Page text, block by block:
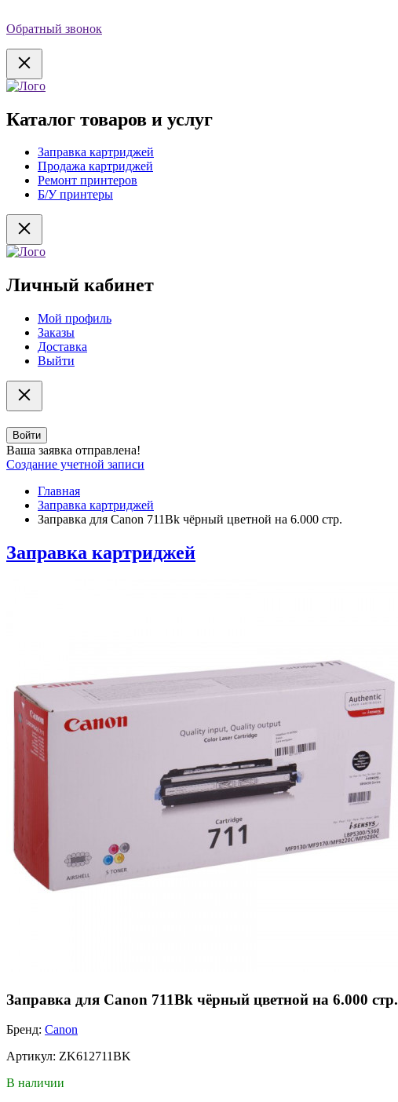
Обратный звонок
Каталог товаров и услуг
Заправка картриджей
Продажа картриджей
Ремонт принтеров
Б/У принтеры
Личный кабинет
Мой профиль
Заказы
Доставка
Выйти
Войти
Ваша заявка отправлена!
Создание учетной записи
Главная
Заправка картриджей
Заправка для Canon 711Bk чёрный цветной на 6.000 стр.
Заправка картриджей
Заправка для Canon 711Bk чёрный цветной на 6.000 стр.
Бренд: Canon
Артикул: ZK612711BK
В наличии